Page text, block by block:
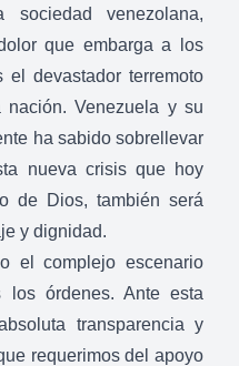
venezolana,
que embarga a los
el devastador terremoto
Venezuela y su
ha sabido sobrellevar
nueva crisis que hoy
de Dios, también será
y dignidad.
el complejo escenario
los órdenes. Ante esta
transparencia y
requerimos del apoyo